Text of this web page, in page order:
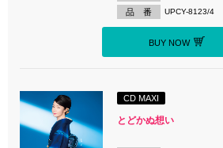
品 番 UPCY-8123/4
BUY NOW
CD MAXI
とどかぬ想い